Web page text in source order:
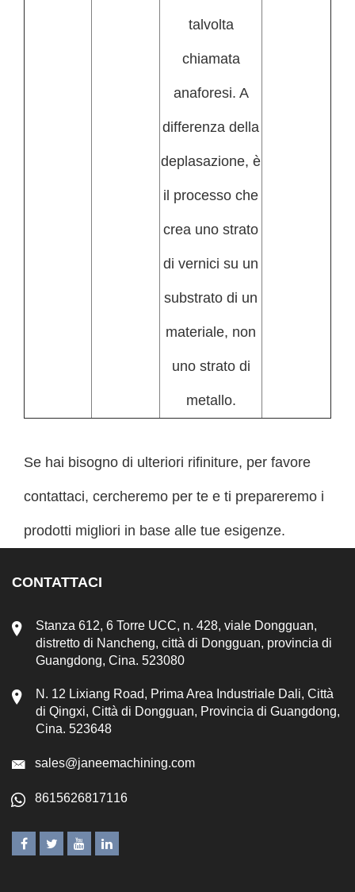
talvolta
chiamata
anaforesi. A
differenza della
deplasazione, è
il processo che
crea uno strato
di vernici su un
substrato di un
materiale, non
uno strato di
metallo.
Se hai bisogno di ulteriori rifiniture, per favore
contattaci, cercheremo per te e ti prepareremo i
prodotti migliori in base alle tue esigenze.
CONTATTACI
Stanza 612, 6 Torre UCC, n. 428, viale Dongguan,
distretto di Nancheng, città di Dongguan, provincia di
Guangdong, Cina. 523080
N. 12 Lixiang Road, Prima Area Industriale Dali, Città
di Qingxi, Città di Dongguan, Provincia di Guangdong,
Cina. 523648
sales@janeemachining.com
8615626817116